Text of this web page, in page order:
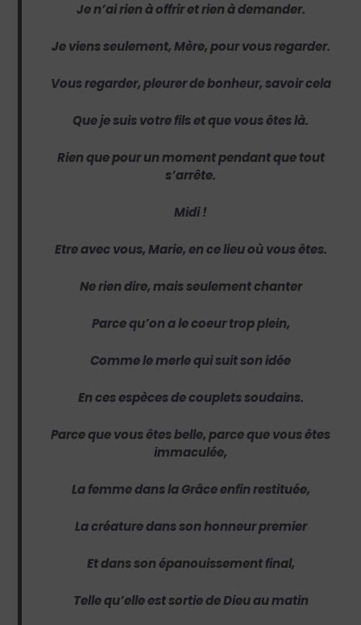
Je n’ai rien à offrir et rien à demander.
Je viens seulement, Mère, pour vous regarder.
Vous regarder, pleurer de bonheur, savoir cela
Que je suis votre fils et que vous êtes là.
Rien que pour un moment pendant que tout
s’arrête.
Midi !
Etre avec vous, Marie, en ce lieu où vous êtes.
Ne rien dire, mais seulement chanter
Parce qu’on a le coeur trop plein,
Comme le merle qui suit son idée
En ces espèces de couplets soudains.
Parce que vous êtes belle, parce que vous êtes
immaculée,
La femme dans la Grâce enfin restituée,
La créature dans son honneur premier
Et dans son épanouissement final,
Telle qu’elle est sortie de Dieu au matin